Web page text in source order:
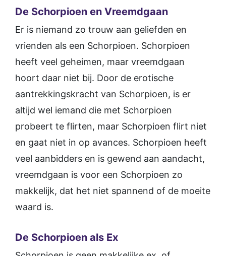
De Schorpioen en Vreemdgaan
Er is niemand zo trouw aan geliefden en
vrienden als een Schorpioen. Schorpioen
heeft veel geheimen, maar vreemdgaan
hoort daar niet bij. Door de erotische
aantrekkingskracht van Schorpioen, is er
altijd wel iemand die met Schorpioen
probeert te flirten, maar Schorpioen flirt niet
en gaat niet in op avances. Schorpioen heeft
veel aanbidders en is gewend aan aandacht,
vreemdgaan is voor een Schorpioen zo
makkelijk, dat het niet spannend of de moeite
waard is.
De Schorpioen als Ex